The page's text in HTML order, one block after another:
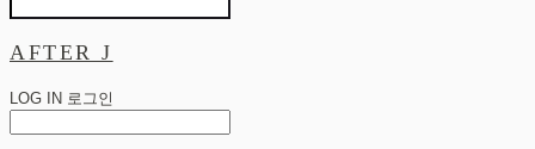
AFTER J
LOG IN 로그인